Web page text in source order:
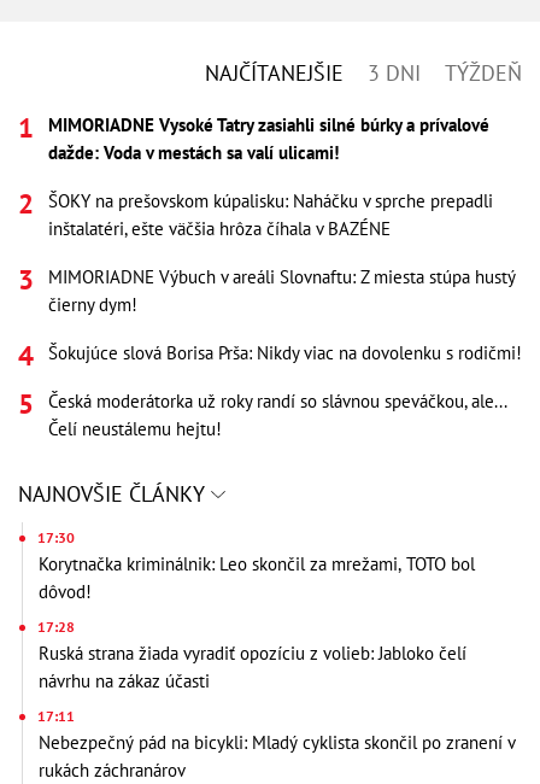
NAJČÍTANEJŠIE 3 DNI TÝŽDEŇ
MIMORIADNE Vysoké Tatry zasiahli silné búrky a prívalové
dažde: Voda v mestách sa valí ulicami!
ŠOKY na prešovskom kúpalisku: Naháčku v sprche prepadli
inštalatéri, ešte väčšia hrôza číhala v BAZÉNE
MIMORIADNE Výbuch v areáli Slovnaftu: Z miesta stúpa hustý
čierny dym!
Šokujúce slová Borisa Prša: Nikdy viac na dovolenku s rodičmi!
Česká moderátorka už roky randí so slávnou speváčkou, ale...
Čelí neustálemu hejtu!
NAJNOVŠIE ČLÁNKY
17:30
Korytnačka kriminálnik: Leo skončil za mrežami, TOTO bol
dôvod!
17:28
Ruská strana žiada vyradiť opozíciu z volieb: Jabloko čelí
návrhu na zákaz účasti
17:11
Nebezpečný pád na bicykli: Mladý cyklista skončil po zranení v
rukách záchranárov